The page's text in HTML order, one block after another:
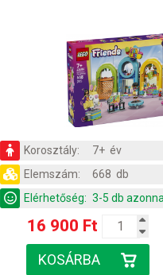
Korosztály:
7+ év
Elemszám:
668 db
Elérhetőség: 3-5 db azonnal
16 900 Ft